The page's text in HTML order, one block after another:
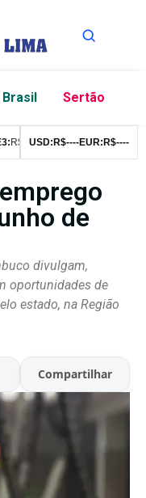
Brasil Sertão
76,99▼ 2,49% ITUB4:R$
USD: R$----EUR: R$----
de
divulgam,
oportunidades de
estado, na Região
Compartilhar